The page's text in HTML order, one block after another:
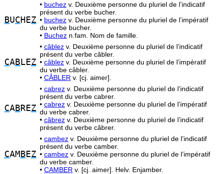
BUC HEZ
• buchez v. Deuxième personne du pluriel de l’indicatif
présent du verbe bucher.
• buchez v. Deuxième personne du pluriel de l’impératif
du verbe bucher.
• Buchez n.fam. Nom de famille.
CAB LEZ
• câblez v. Deuxième personne du pluriel de l’indicatif
présent du verbe câbler.
• câblez v. Deuxième personne du pluriel de l’impératif
du verbe câbler.
• CÂBLER v. [cj. aimer].
CAB REZ
• cabrez v. Deuxième personne du pluriel de l’indicatif
présent du verbe cabrer.
• cabrez v. Deuxième personne du pluriel de l’impératif
du verbe cabrer.
• câbrez v. Deuxième personne du pluriel de l’indicatif
présent du verbe câbrer.
CAM B EZ
• cambez v. Deuxième personne du pluriel de l’indicatif
présent du verbe camber.
• cambez v. Deuxième personne du pluriel de l’impératif
du verbe camber.
• CAMBER v. [cj. aimer]. Helv. Enjamber.